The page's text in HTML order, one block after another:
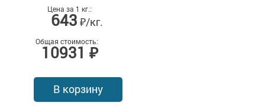
Цена за 1 кг.:
643 ₽/кг.
Общая стоимость:
10931 ₽
В корзину